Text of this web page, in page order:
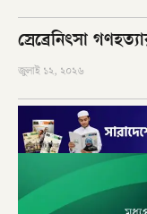
স্রেব্রেনিৎসা
জুলাই ১২, ২০২৬